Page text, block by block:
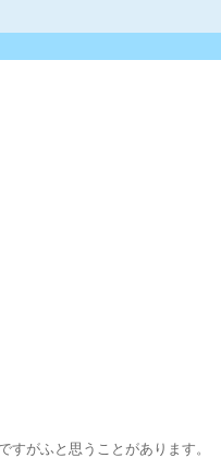
がふと思うことがあります。